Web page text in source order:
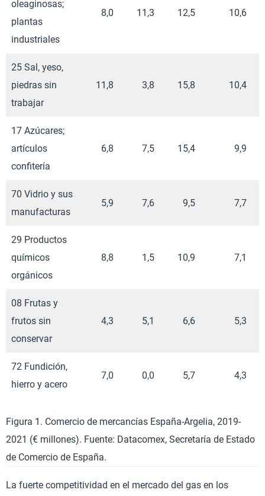
oleaginosas;
plantas
industriales
8,0 11,3 12,5 10,6
25 Sal, yeso,
piedras sin
trabajar
11,8 3,8 15,8 10,4
17 Azúcares;
artículos
confitería
6,8 7,5 15,4 9,9
70 Vidrio y sus
manufacturas
5,9 7,6 9,5 7,7
29 Productos
químicos
orgánicos
8,8 1,5 10,9 7,1
08 Frutas y
frutos sin
conservar
4,3 5,1 6,6 5,3
72 Fundición,
hierro y acero
7,0 0,0 5,7 4,3
Figura 1. Comercio de mercancías España-Argelia, 2019-
2021 (€ millones). Fuente: Datacomex, Secretaría de Estado
de Comercio de España.
La fuerte competitividad en el mercado del gas en los